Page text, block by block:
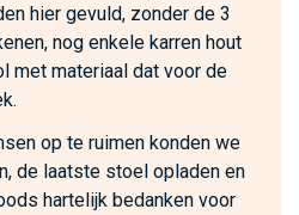
hier gevuld, zonder de 3
nog enkele karren hout
met materiaal dat voor de
op te ruimen konden we
de laatste stoel opladen en
hartelijk bedanken voor